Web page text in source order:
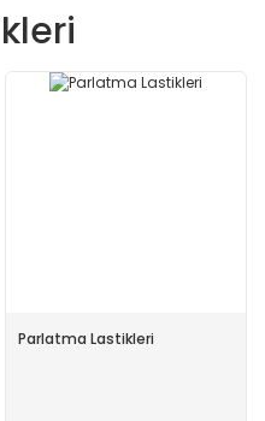
Parlatma Lastikleri